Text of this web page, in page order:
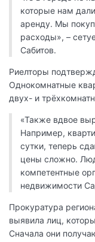
которые нам
аренду. Мы
расходы», –
Сабитов.
Риелторы
Однокомнатные
двух- и
«Также вдвое
Например,
сутки, теперь
цены сложно.
компетентные
недвижимости
Прокуратура
выявила лиц,
Сначала они